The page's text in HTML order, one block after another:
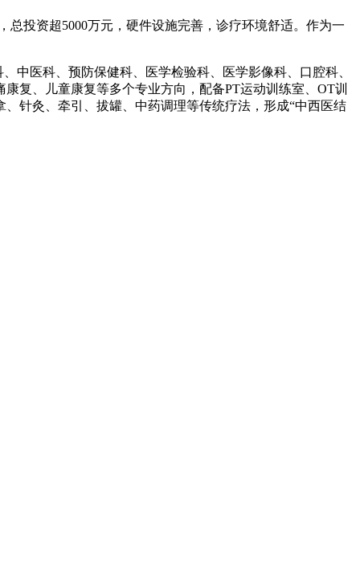
总投资超5000万元，硬件设施完善，诊疗环境舒适。作为一
中医科、预防保健科、医学检验科、医学影像科、口腔科、
复、儿童康复等多个专业方向，配备PT运动训练室、OT训
针灸、牵引、拔罐、中药调理等传统疗法，形成“中西医结